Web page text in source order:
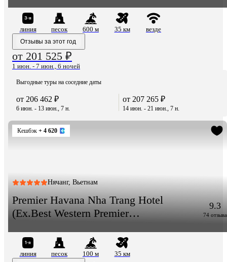
линия песок 600 м 35 км
везде
Отзывы за этот год
от 201 525 ₽
1 июн. - 7 июн., 6 ночей
Выгодные туры на соседние даты
от 206 462 ₽
6 июн. - 13 июн., 7 н.
от 207 265 ₽
14 июн. - 21 июн., 7 н.
Кешбэк + 4 620
Нячанг, Вьетнам
Premier Havana Nha Trang Hotel
(Ex.Best Western Premier
9.3
74 отзыва
линия песок 100 м
35 км